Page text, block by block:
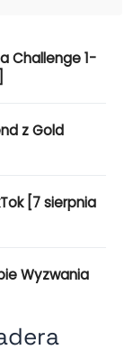
Challenge 1-
z Gold
[7 sierpnia
Wyzwania